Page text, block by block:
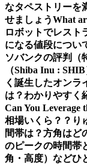
なタペストリーを
せましょうWhat
ロボットでレスト
になる値段につい
ソバンクの評判（
（Shiba Inu :
く誕生したオンラ
は？わかりやすく
Can You Leverage
相場いくら？？ り
間帯は？方角はど
のピークの時間帯
角・高度）などひ